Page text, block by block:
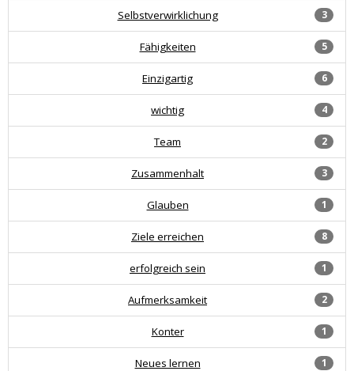
3
Selbstverwirklichung
5
Fähigkeiten
6
Einzigartig
4
wichtig
2
Team
3
Zusammenhalt
1
Glauben
8
Ziele erreichen
1
erfolgreich sein
2
Aufmerksamkeit
1
Konter
1
Neues lernen